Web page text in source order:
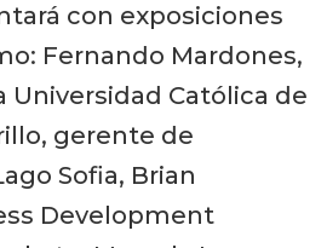
con exposiciones
Fernando Mardones,
Universidad Católica de
gerente de
Sofia, Brian
Development